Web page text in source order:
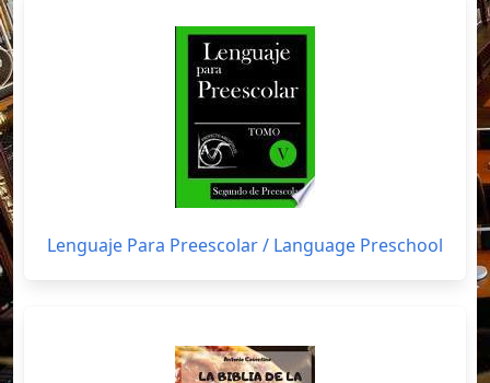
Lenguaje Para Preescolar / Language Preschool